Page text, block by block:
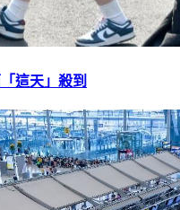
這天」殺到